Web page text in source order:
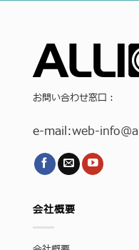
お問い合わせ窓口：
e-mail:web-info
会社概要